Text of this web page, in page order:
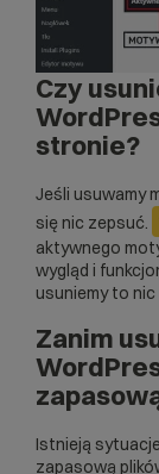
Czy
stronie?
Jeśli usuwamy
się nic zepsuć.
aktywnego
wygląd i
usuniemy to
Zanim
Istnieją
zapasową